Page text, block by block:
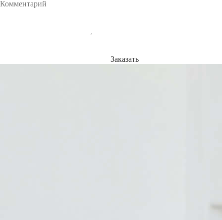
Заказать